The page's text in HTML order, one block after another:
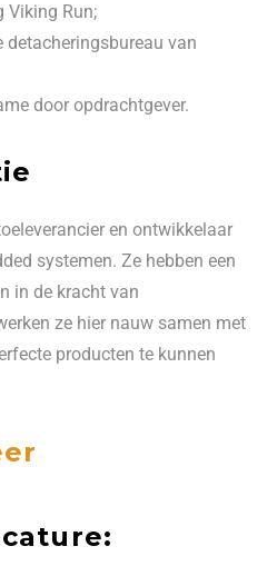
Viking Run;
detacheringsbureau van
door opdrachtgever.
en ontwikkelaar
systemen. Ze hebben een
in de kracht van
ze hier nauw samen met
producten te kunnen